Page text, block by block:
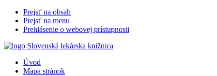
Prejsť na obsah
Prejsť na menu
Prehlásenie o webovej prístupnosti
Úvod
Mapa stránok